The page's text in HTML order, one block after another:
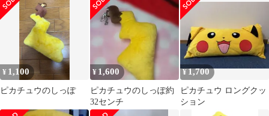
¥ 1,100
ピカチュウのしっぽ
¥ 1,600
ピカチュウのしっぽ約
32センチ
¥1,700
ピカチュウ ロングクッ
ション